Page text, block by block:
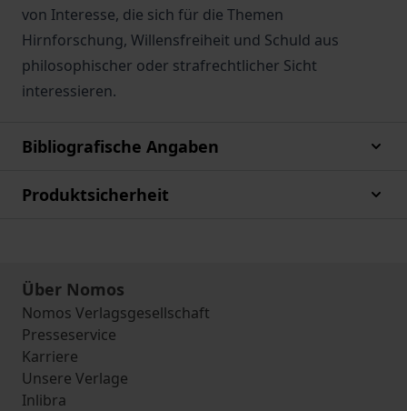
von Interesse, die sich für die Themen
Hirnforschung, Willensfreiheit und Schuld aus
philosophischer oder strafrechtlicher Sicht
interessieren.
Bibliografische Angaben
Produktsicherheit
Über Nomos
Nomos Verlagsgesellschaft
Presseservice
Karriere
Unsere Verlage
Inlibra